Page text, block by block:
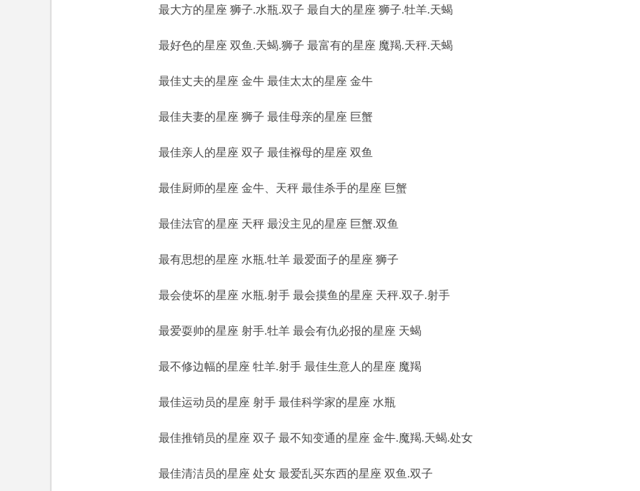
最大方的星座 狮子.水瓶.双子 最自大的星座 狮子.牡羊.天蝎
最好色的星座 双鱼.天蝎.狮子 最富有的星座 魔羯.天秤.天蝎
最佳丈夫的星座 金牛 最佳太太的星座 金牛
最佳夫妻的星座 狮子 最佳母亲的星座 巨蟹
最佳亲人的星座 双子 最佳褓母的星座 双鱼
最佳厨师的星座 金牛、天秤 最佳杀手的星座 巨蟹
最佳法官的星座 天秤 最没主见的星座 巨蟹.双鱼
最有思想的星座 水瓶.牡羊 最爱面子的星座 狮子
最会使坏的星座 水瓶.射手 最会摸鱼的星座 天秤.双子.射手
最爱耍帅的星座 射手.牡羊 最会有仇必报的星座 天蝎
最不修边幅的星座 牡羊.射手 最佳生意人的星座 魔羯
最佳运动员的星座 射手 最佳科学家的星座 水瓶
最佳推销员的星座 双子 最不知变通的星座 金牛.魔羯.天蝎.处女
最佳清洁员的星座 处女 最爱乱买东西的星座 双鱼.双子